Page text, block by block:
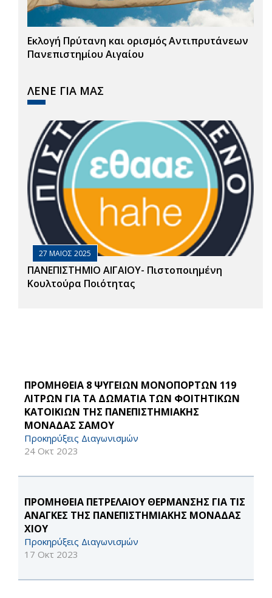
Εκλογή Πρύτανη και ορισμός Αντιπρυτάνεων
Πανεπιστημίου Αιγαίου
ΛΕΝΕ ΓΙΑ ΜΑΣ
27 ΜΑΙΟΣ 2025
ΠΑΝΕΠΙΣΤΗΜΙΟ ΑΙΓΑΙΟΥ- Πιστοποιημένη
Κουλτούρα Ποιότητας
ΠΡΟΜΗΘΕΙΑ 8 ΨΥΓΕΙΩΝ ΜΟΝΟΠΟΡΤΩΝ 119
ΛΙΤΡΩΝ ΓΙΑ ΤΑ ΔΩΜΑΤΙΑ ΤΩΝ ΦΟΙΤΗΤΙΚΩΝ
ΚΑΤΟΙΚΙΩΝ ΤΗΣ ΠΑΝΕΠΙΣΤΗΜΙΑΚΗΣ
ΜΟΝΑΔΑΣ ΣΑΜΟΥ
Προκηρύξεις Διαγωνισμών
24 Οκτ 2023
ΠΡΟΜΗΘΕΙΑ ΠΕΤΡΕΛΑΙΟΥ ΘΕΡΜΑΝΣΗΣ ΓΙΑ ΤΙΣ
ΑΝΑΓΚΕΣ ΤΗΣ ΠΑΝΕΠΙΣΤΗΜΙΑΚΗΣ ΜΟΝΑΔΑΣ
ΧΙΟΥ
Προκηρύξεις Διαγωνισμών
17 Οκτ 2023